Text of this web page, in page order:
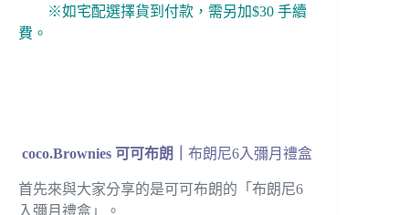
※如宅配選擇貨到付款，需另加$30 手續
費。
coco.Brownies 可可布朗｜ 布朗尼6入彌月禮盒
首先來與大家分享的是可可布朗的「布朗尼6
入彌月禮盒」。